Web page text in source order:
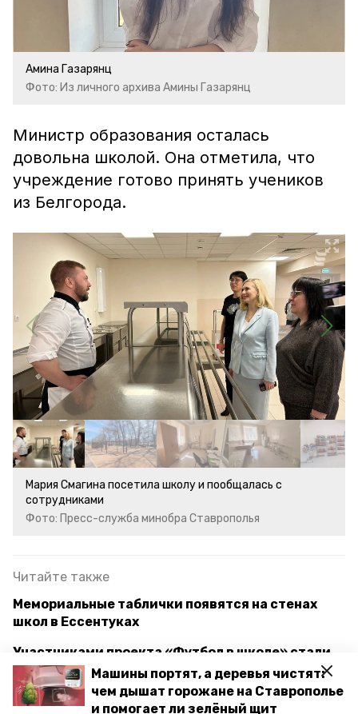
Машины портят, а деревья чистят:
чем дышат горожане на Ставрополье
и помогает ли зелёный щит
Амина Газарянц
Фото: Из личного архива Амины Газарянц
Министр образования осталась
довольна школой. Она отметила, что
учреждение готово принять учеников
из Белгорода.
Мария Смагина посетила школу и пообщалась с
сотрудниками
Фото: Пресс-служба минобра Ставрополья
Читайте также
Мемориальные таблички появятся на стенах
школ в Ессентуках
Участниками проекта «Футбол в школе» стали
83 школы Ставрополья
«Лучшая награда — победы и успехи